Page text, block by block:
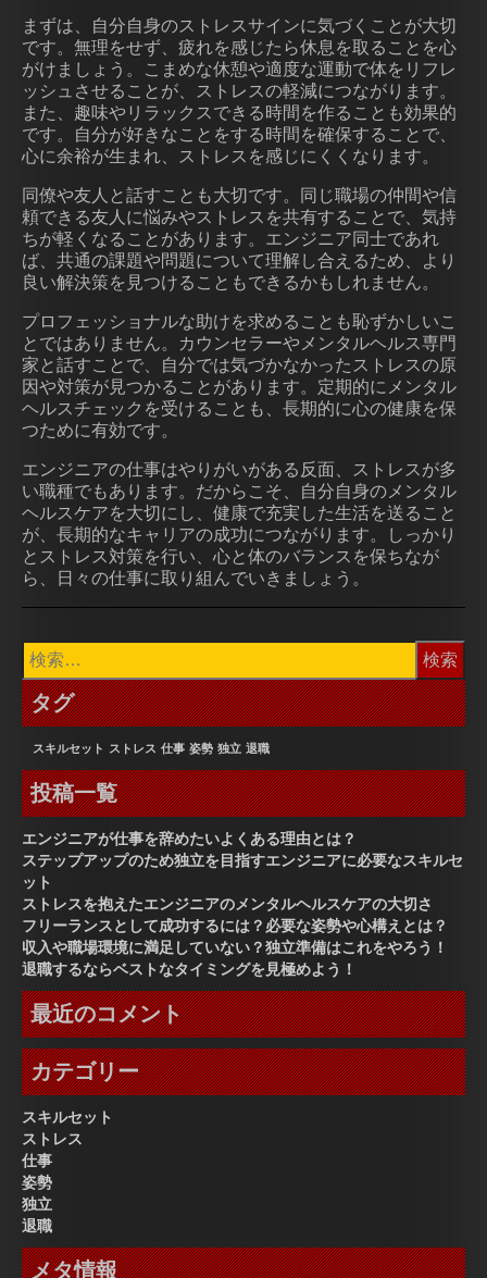
まずは、自分自身のストレスサインに気づくことが大切
です。無理をせず、疲れを感じたら休息を取ることを心
がけましょう。こまめな休憩や適度な運動で体をリフレ
ッシュさせることが、ストレスの軽減につながります。
また、趣味やリラックスできる時間を作ることも効果的
です。自分が好きなことをする時間を確保することで、
心に余裕が生まれ、ストレスを感じにくくなります。
同僚や友人と話すことも大切です。同じ職場の仲間や信
頼できる友人に悩みやストレスを共有することで、気持
ちが軽くなることがあります。エンジニア同士であれ
ば、共通の課題や問題について理解し合えるため、より
良い解決策を見つけることもできるかもしれません。
プロフェッショナルな助けを求めることも恥ずかしいこ
とではありません。カウンセラーやメンタルヘルス専門
家と話すことで、自分では気づかなかったストレスの原
因や対策が見つかることがあります。定期的にメンタル
ヘルスチェックを受けることも、長期的に心の健康を保
つために有効です。
エンジニアの仕事はやりがいがある反面、ストレスが多
い職種でもあります。だからこそ、自分自身のメンタル
ヘルスケアを大切にし、健康で充実した生活を送ること
が、長期的なキャリアの成功につながります。しっかり
とストレス対策を行い、心と体のバランスを保ちなが
ら、日々の仕事に取り組んでいきましょう。
検
索:
タグ
スキルセット ストレス 仕事 姿勢 独立 退職
投稿一覧
エンジニアが仕事を辞めたいよくある理由とは？
ステップアップのため独立を目指すエンジニアに必要なスキルセ
ット
ストレスを抱えたエンジニアのメンタルヘルスケアの大切さ
フリーランスとして成功するには？必要な姿勢や心構えとは？
収入や職場環境に満足していない？独立準備はこれをやろう！
退職するならベストなタイミングを見極めよう！
最近のコメント
カテゴリー
スキルセット
ストレス
仕事
姿勢
独立
退職
メタ情報